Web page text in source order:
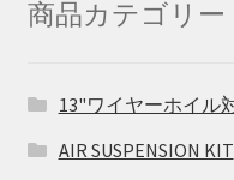
商品カテゴリー
13"ワイヤーホイル
AIR SUSPENSION KIT